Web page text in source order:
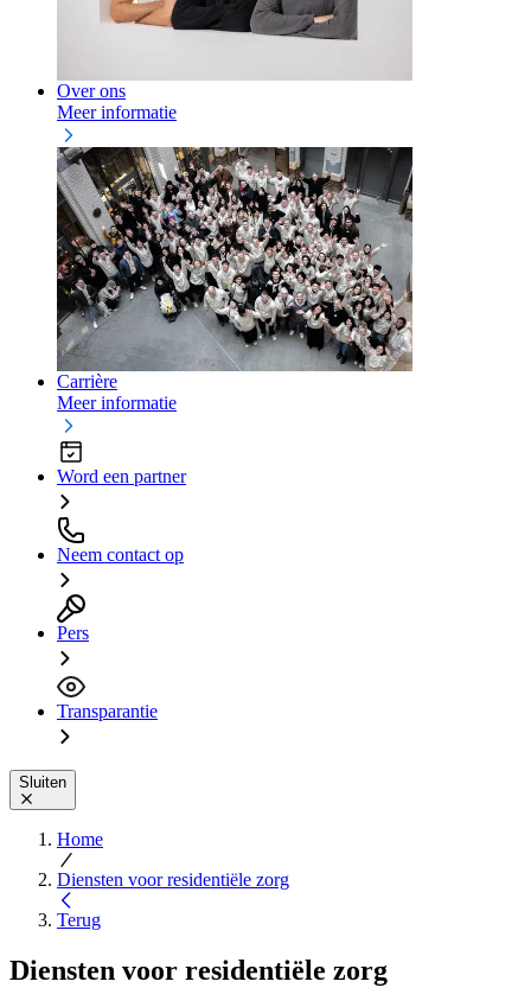
Over ons
Meer informatie
Carrière
Meer informatie
Word een partner
Neem contact op
Pers
Transparantie
Sluiten
Home
Diensten voor residentiële zorg
Terug
Diensten voor residentiële zorg